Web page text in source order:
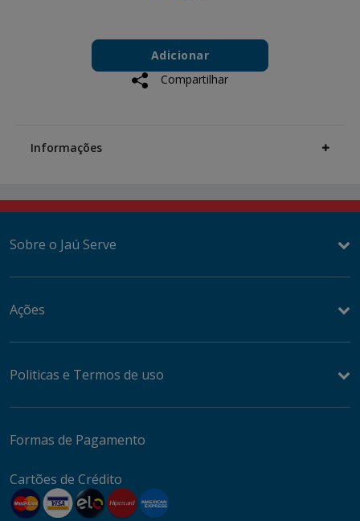
to
cart
Product
ActionsAdicionar
Compartilhar
Information
Informações
Sobre o Jaú Serve
Ações
Politicas e Termos de uso
Formas de Pagamento
Cartões de Crédito